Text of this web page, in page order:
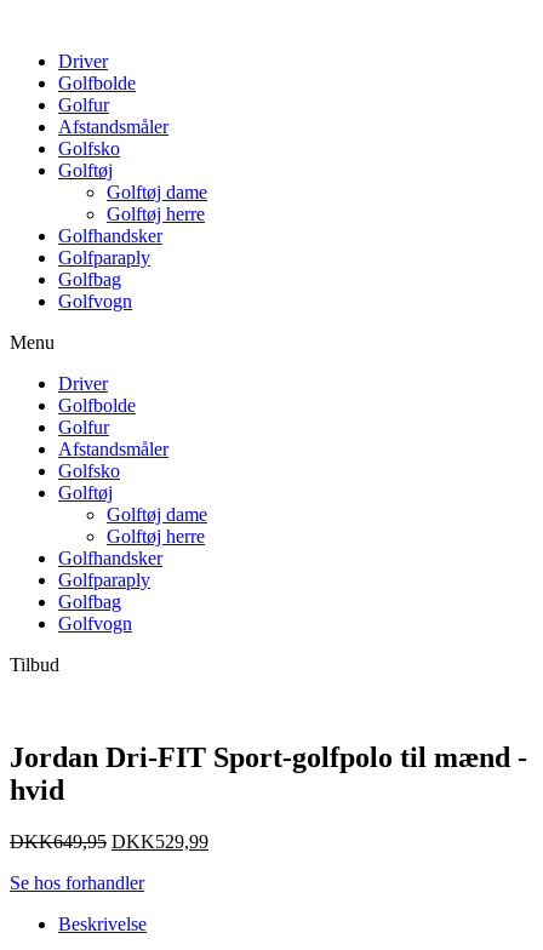
Driver
Golfbolde
Golfur
Afstandsmåler
Golfsko
Golftøj
Golftøj dame
Golftøj herre
Golfhandsker
Golfparaply
Golfbag
Golfvogn
Menu
Driver
Golfbolde
Golfur
Afstandsmåler
Golfsko
Golftøj
Golftøj dame
Golftøj herre
Golfhandsker
Golfparaply
Golfbag
Golfvogn
Tilbud
Jordan Dri-FIT Sport-golfpolo til mænd -
hvid
DKK649,95 DKK529,99
Se hos forhandler
Beskrivelse